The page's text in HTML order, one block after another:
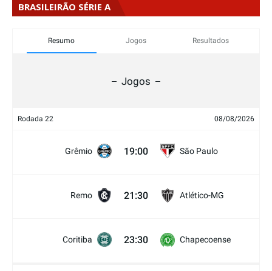
BRASILEIRÃO SÉRIE A
Resumo Jogos Resultados
Jogos
Rodada 22 08/08/2026
Grêmio 19:00 São Paulo
Remo 21:30 Atlético-MG
Coritiba 23:30 Chapecoense